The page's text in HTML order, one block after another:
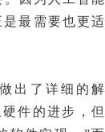
最需要也更适
出了详细的解
件的进步，但